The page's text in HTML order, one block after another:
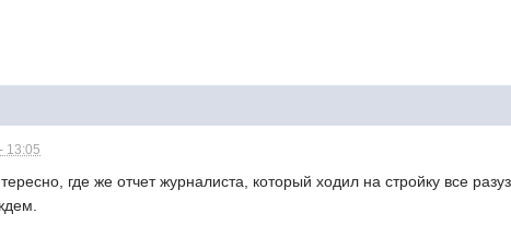
13:05
где же отчет журналиста, который ходил на стройку все